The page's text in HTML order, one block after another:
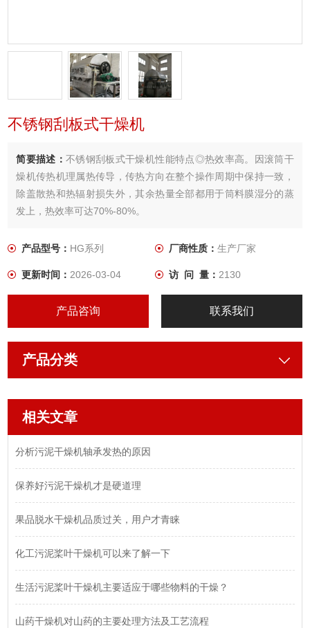
不锈钢刮板式干燥机
简要描述： 不锈钢刮板式干燥机性能特点◎热效率高。因滚筒干
燥机传热机理属热传导，传热方向在整个操作周期中保持一致，
除盖散热和热辐射损失外，其余热量全部都用于筒料膜湿分的蒸
发上，热效率可达70%-80%。
产品型号： HG系列 厂商性质： 生产厂家
更新时间：2026-03-04 访 问 量： 2130
产品咨询 联系我们
产品分类
相关文章
分析污泥干燥机轴承发热的原因
保养好污泥干燥机才是硬道理
果品脱水干燥机品质过关，用户才青睐
化工污泥桨叶干燥机可以来了解一下
生活污泥桨叶干燥机主要适应于哪些物料的干燥？
山药干燥机对山药的主要处理方法及工艺流程